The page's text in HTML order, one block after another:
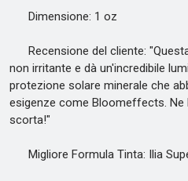
Dimensione: 1 oz
Recensione del cliente:
non irritante e dà un'incredibile
protezione solare minerale che
esigenze come Bloomeffects. Ne
scorta!"
Migliore Formula Tinta: Ilia